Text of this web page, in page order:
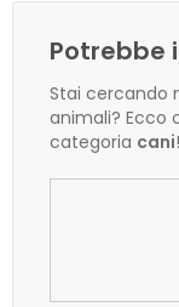
Potrebbe
Stai cercando
animali? Ecco
categoria cani!